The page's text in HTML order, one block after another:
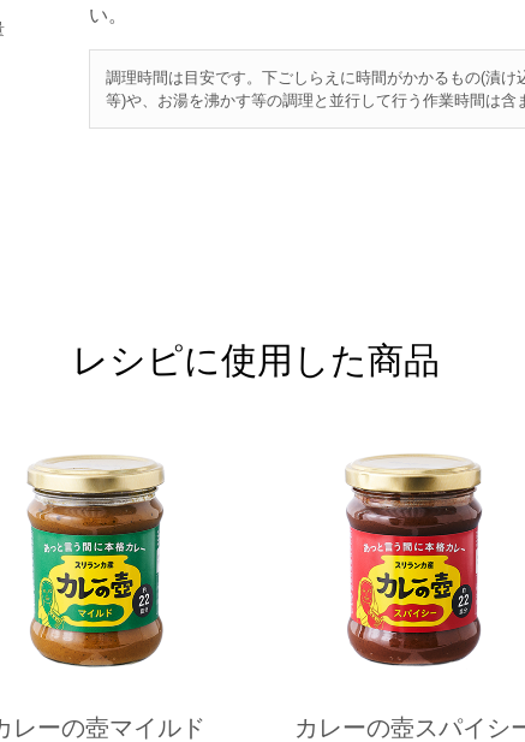
い。
調理時間は目安です。下ごしらえに時間がかかるもの(漬
等)や、お湯を沸かす等の調理と並行して行う作業時間は含
レシピに使用した商品
レーの壺マイルド カレーの壺スパイシ